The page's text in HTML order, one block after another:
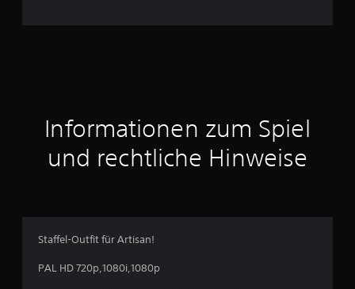
u
B
w
Informationen zum Spiel
und rechtliche Hinweise
Staffel-Outfit für Artisan!
PAL HD 720p,1080i,1080p